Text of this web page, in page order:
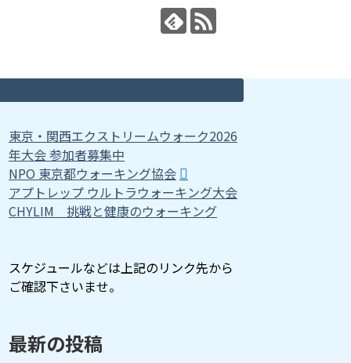
東京・関西エクストリームウォーク2026
年大会 参加者募集中
NPO 東京都ウォーキング協会
アプトレップ ウルトラウォーキング大会
CHYLIM 挑戦と健康のウォーキング
スケジュールなどは上記のリンク先から
ご確認下さいませ。
最新の投稿